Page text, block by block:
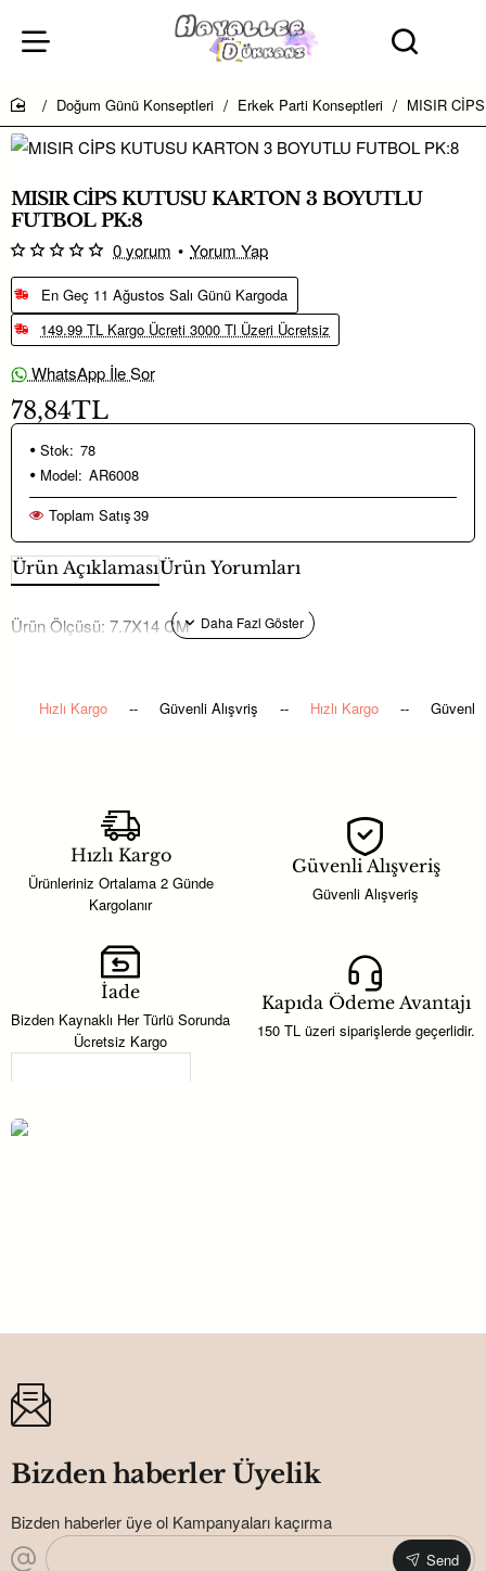
home
Doğum Günü Konseptleri Erkek Parti Konseptleri MISIR
MISIR CİPS KUTUSU KARTON 3 BOYUTLU
FUTBOL PK:8
En Geç 11 Ağustos Salı Günü Kargoda
149.99 TL Kargo Ücreti 3000 Tl Üzeri Ücretsiz
WhatsApp İle Sor
0 yorum • Yorum Yap
78,84TL
Stok: 78
Model: AR6008
Toplam Satış39
Ürün AçıklamasıÜrün Yorumları
Ürün Ölçüsü: 7.7X14 CM
Hızlı Kargo -- Güvenli Alışvriş -- Hızlı Kargo -- Güvenli
Hızlı Kargo
Ürünleriniz Ortalama 2 Günde
Kargolanır
Güvenli Alışveriş
Güvenli Alışveriş
İade
Bizden Kaynaklı Her Türlü Sorunda
Ücretsiz Kargo
Kapıda Ödeme Avantajı
150 TL üzeri siparişlerde geçerlidir.
Bizden haberler Üyelik
Bizden haberler üye ol Kampanyaları kaçırma
Send